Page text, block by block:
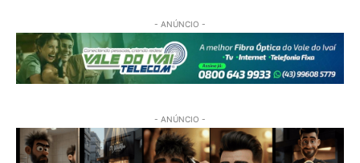
- ANÚNCIO -
- ANÚNCIO -